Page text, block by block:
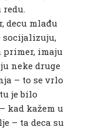
decu mlađu
socijalizuju,
primer, imaju
neke druge
– to se vrlo
je bilo
kad kažem u
– ta deca su